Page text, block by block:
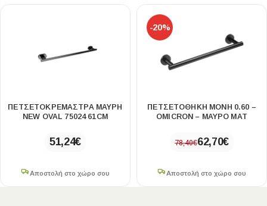
ΠΕΤΣΕΤΟΚΡΕΜΆΣΤΡΑ ΜΑΎΡΗ
NEW OVAL 75024 61CM
51,24€
Αποστολή στο χώρο σου
-20%
ΠΕΤΣΕΤΟΘΗΚΗ ΜΟΝΗ 0.60 –
OMICRON – ΜΑΥΡΟ ΜΑΤ
78,40€62,70€
Αποστολή στο χώρο σου